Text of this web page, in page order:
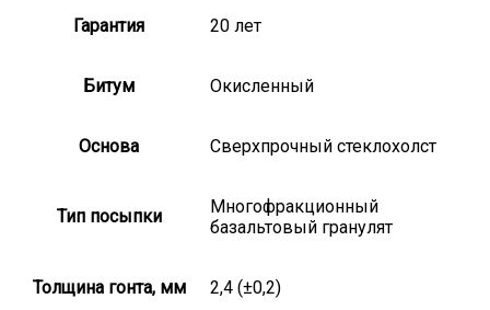
Гарантия 20 лет
Битум Окисленный
Основа Сверхпрочный стеклохолст
Тип посыпки
Многофракционный
базальтовый гранулят
Толщина гонта, мм 2,4 (±0,2)